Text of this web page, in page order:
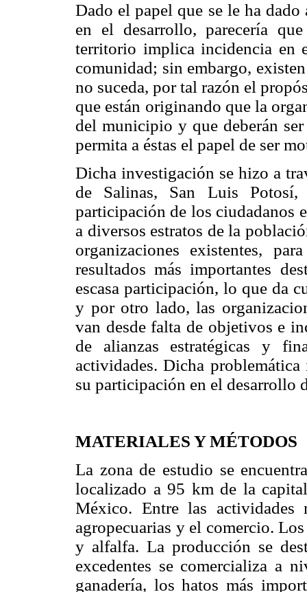
Dado el papel que se le ha
en el desarrollo, parecería
territorio implica incidencia en
comunidad; sin embargo,
no suceda, por tal razón el
que están originando que la
del municipio y que deberán
permita a éstas el papel de ser
Dicha investigación se hizo a
de Salinas, San Luis
participación de los ciudadanos
a diversos estratos de la
organizaciones existentes,
resultados más importantes
escasa participación, lo que da
y por otro lado, las
van desde falta de objetivos e
de alianzas estratégicas y
actividades. Dicha
su participación en el desarrollo
MATERIALES Y MÉTODOS
La zona de estudio se
localizado a 95 km de la
México. Entre las actividades
agropecuarias y el comercio.
y alfalfa. La producción se
excedentes se comercializa a
ganadería, los hatos más